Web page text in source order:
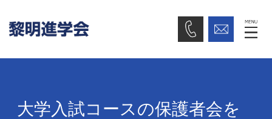
大学入試コースの保護者会を